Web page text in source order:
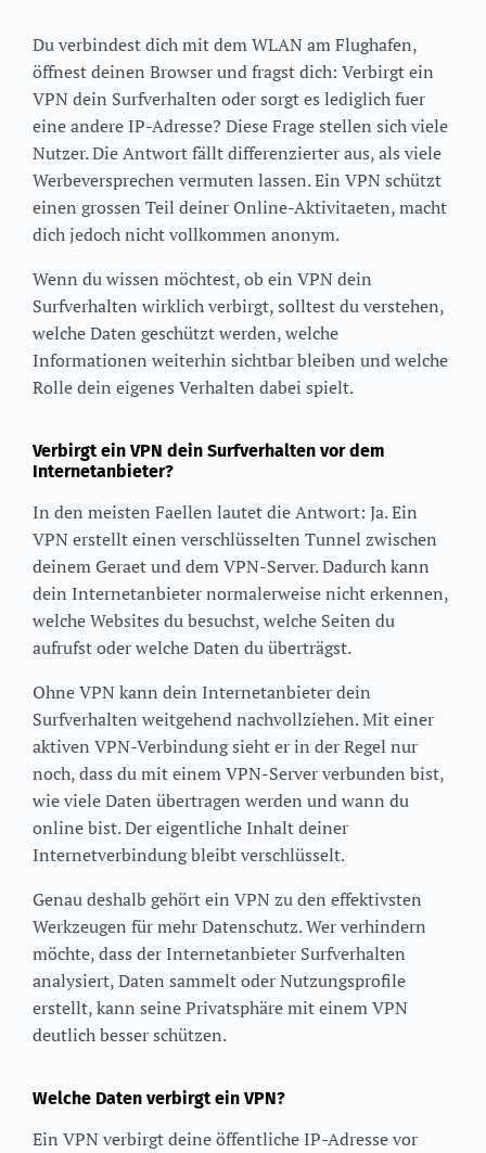
Du verbindest dich mit dem WLAN am Flughafen,
öffnest deinen Browser und fragst dich: Verbirgt ein
VPN dein Surfverhalten oder sorgt es lediglich fuer
eine andere IP-Adresse? Diese Frage stellen sich viele
Nutzer. Die Antwort fällt differenzierter aus, als viele
Werbeversprechen vermuten lassen. Ein VPN schützt
einen grossen Teil deiner Online-Aktivitaeten, macht
dich jedoch nicht vollkommen anonym.
Wenn du wissen möchtest, ob ein VPN dein
Surfverhalten wirklich verbirgt, solltest du verstehen,
welche Daten geschützt werden, welche
Informationen weiterhin sichtbar bleiben und welche
Rolle dein eigenes Verhalten dabei spielt.
Verbirgt ein VPN dein Surfverhalten vor dem
Internetanbieter?
In den meisten Faellen lautet die Antwort: Ja. Ein
VPN erstellt einen verschlüsselten Tunnel zwischen
deinem Geraet und dem VPN-Server. Dadurch kann
dein Internetanbieter normalerweise nicht erkennen,
welche Websites du besuchst, welche Seiten du
aufrufst oder welche Daten du überträgst.
Ohne VPN kann dein Internetanbieter dein
Surfverhalten weitgehend nachvollziehen. Mit einer
aktiven VPN-Verbindung sieht er in der Regel nur
noch, dass du mit einem VPN-Server verbunden bist,
wie viele Daten übertragen werden und wann du
online bist. Der eigentliche Inhalt deiner
Internetverbindung bleibt verschlüsselt.
Genau deshalb gehört ein VPN zu den effektivsten
Werkzeugen für mehr Datenschutz. Wer verhindern
möchte, dass der Internetanbieter Surfverhalten
analysiert, Daten sammelt oder Nutzungsprofile
erstellt, kann seine Privatsphäre mit einem VPN
deutlich besser schützen.
Welche Daten verbirgt ein VPN?
Ein VPN verbirgt deine öffentliche IP-Adresse vor